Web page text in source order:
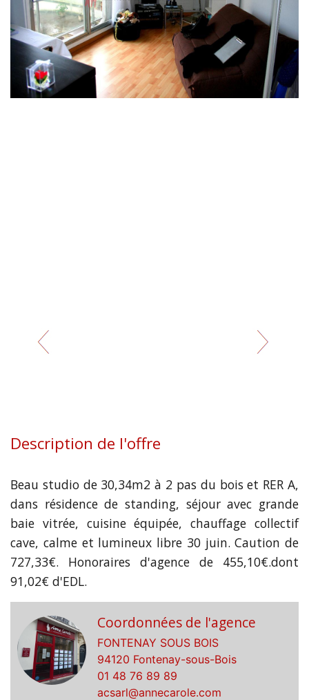
Description de l'offre
Beau studio de 30,34m2 à 2 pas du bois et RER A,
dans résidence de standing, séjour avec grande
baie vitrée, cuisine équipée, chauffage collectif
cave, calme et lumineux libre 30 juin. Caution de
727,33€. Honoraires d'agence de 455,10€.dont
91,02€ d'EDL.
Coordonnées de l'agence
FONTENAY SOUS BOIS
94120 Fontenay-sous-Bois
01 48 76 89 89
acsarl@annecarole.com